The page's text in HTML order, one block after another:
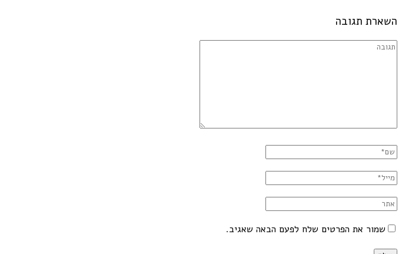
השארת תגובה
שמור את הפרטים שלח לפעם הבאה שאגיב.